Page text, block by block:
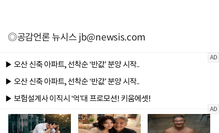
◎공감언론 뉴시스jb@newsis.com